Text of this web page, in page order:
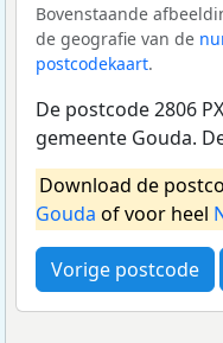
Bovenstaande
de geografie van de
postcodekaart.
De postcode 2806
gemeente Gouda.
Download de
Gouda of voor heel
Vorige postcode